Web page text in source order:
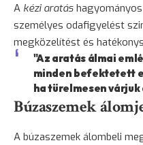
A kézi aratás
személyes odafigyelést
megközelítést és
"Az aratás álmai
minden befektetett
ha türelmesen
Búzaszemek
A búzaszemek álombeli